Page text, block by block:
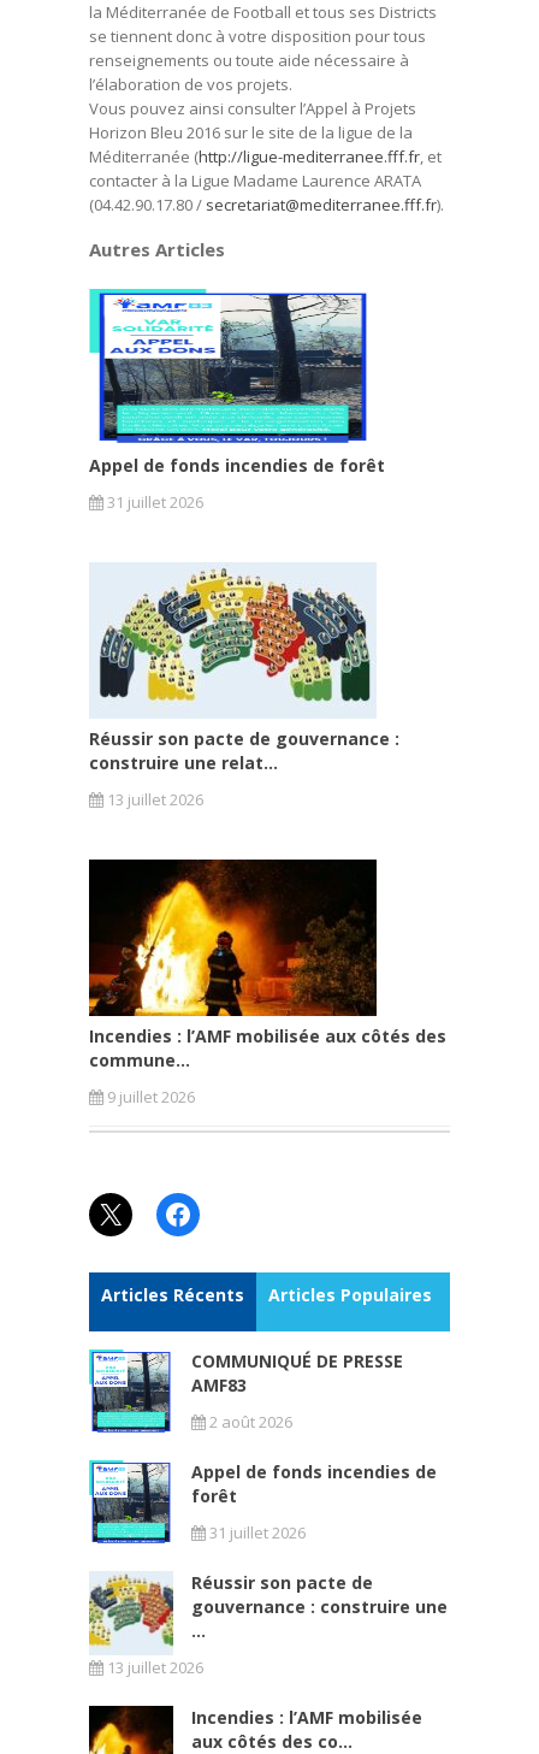
la Méditerranée de Football et tous ses Districts
se tiennent donc à votre disposition pour tous
renseignements ou toute aide nécessaire à
l’élaboration de vos projets.
Vous pouvez ainsi consulter l’Appel à Projets
Horizon Bleu 2016 sur le site de la ligue de la
Méditerranée (http://ligue-mediterranee.fff.fr, et
contacter à la Ligue Madame Laurence ARATA
(04.42.90.17.80 / secretariat@mediterranee.fff.fr).
Autres Articles
Appel de fonds incendies de forêt
31 juillet 2026
Réussir son pacte de gouvernance :
construire une relat...
13 juillet 2026
Incendies : l’AMF mobilisée aux côtés des
commune...
9 juillet 2026
X Facebook
Articles Récents Articles Populaires
COMMUNIQUÉ DE PRESSE
AMF83
2 août 2026
Appel de fonds incendies de
forêt
31 juillet 2026
Réussir son pacte de
gouvernance : construire une
...
13 juillet 2026
Incendies : l’AMF mobilisée
aux côtés des co...